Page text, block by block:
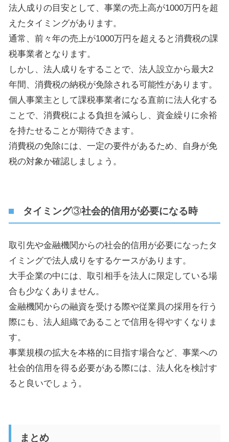
法人成りの目安として、事業の売上高が1000万円を超
えたタイミングがあります。
通常、前々年の売上が1000万円を超えると消費税の課
税事業者となります。
しかし、法人成りをすることで、法人設立から最大2
年間、消費税の納税が免除される可能性があります。
個人事業主として課税事業者になる直前に法人化する
ことで、消費税による負担を減らし、資金繰りに余裕
を持たせることが期待できます。
消費税の免除には、一定の要件があるため、自身が免
税の対象か確認しましょう。
タイミング③社会的信用が必要になる時
取引先や金融機関からの社会的信用が必要になったタ
イミングで法人成りをするケースがあります。
大手企業の中には、取引相手を法人に限定している場
合も少なくありません。
金融機関からの融資を受ける際や従業員の採用を行う
際にも、法人組織であることで信用を得やすくなりま
す。
事業規模の拡大を本格的に目指す場合など、事業への
社会的信用を得る必要がある際には、法人化を検討す
ると良いでしょう。
まとめ